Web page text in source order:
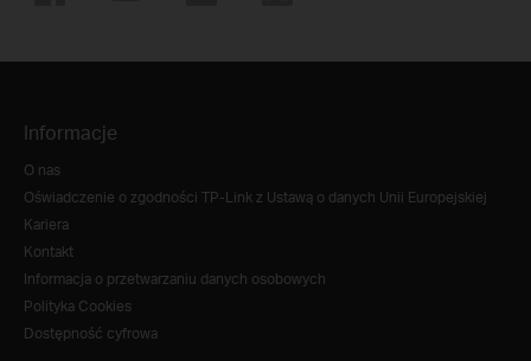
Informacje
O nas
Oświadczenie o zgodności TP-Link z Ustawą o danych Unii Europejskiej
Kariera
Kontakt
Informacja o przetwarzaniu danych osobowych
Polityka Cookies
Dostępność cyfrowa